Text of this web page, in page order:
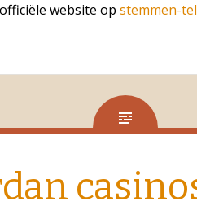
website op stemmen-